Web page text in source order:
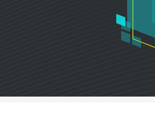
大数据营
低成本有效采集
数据，降 低20%